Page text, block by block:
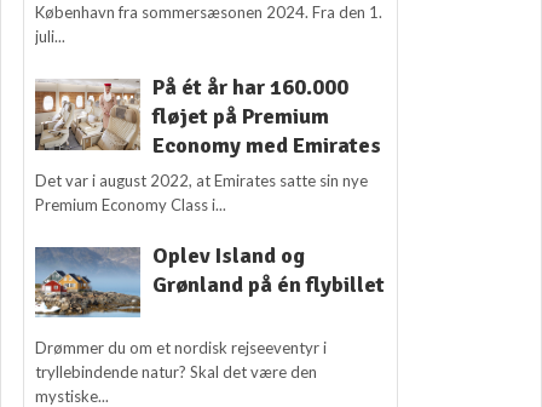
København fra sommersæsonen 2024. Fra den 1.
juli...
På ét år har 160.000
fløjet på Premium
Economy med Emirates
Det var i august 2022, at Emirates satte sin nye
Premium Economy Class i...
Oplev Island og
Grønland på én flybillet
Drømmer du om et nordisk rejseeventyr i
tryllebindende natur? Skal det være den
mystiske...